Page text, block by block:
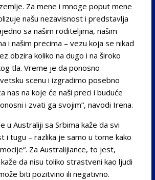
Za mene i mnoge poput mene
našu nezavisnost i predstavlja
sa našim roditeljima, našim
i našim precima – vezu koja se nikad
obzira koliko na dugo i na široko
tla. Vreme je da ponosno
scenu i izgradimo posebno
nas na koje će naši preci i buduće
i zvati ga svojim“, navodi Irena.
u Australiji sa Srbima kaže da svi
i tugu – razlika je samo u tome kako
Za Australijiance, to jest,
da nisu toliko strastveni kao ljudi
biti pozitvino ili negativno.